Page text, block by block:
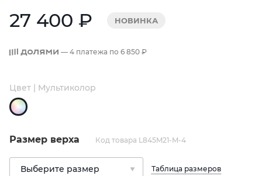
27 400 ₽ НОВИНКА
— 4 платежа по 6 850 ₽
Цвет | Мультиколор
Размер верха Код товара L845M21-M-4
Таблица размеров